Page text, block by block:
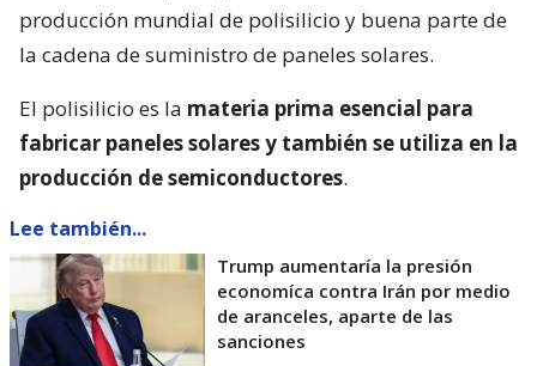
producción mundial de polisilicio y buena parte de
la cadena de suministro de paneles solares.
El polisilicio es la materia prima esencial para
fabricar paneles solares y también se utiliza en la
producción de semiconductores.
Lee también...
Trump aumentaría la presión
economíca contra Irán por medio
de aranceles, aparte de las
sanciones